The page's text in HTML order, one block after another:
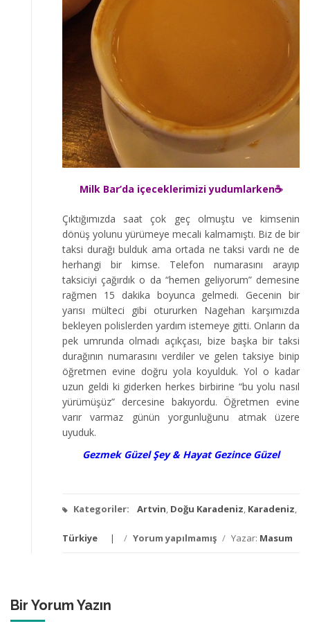
Milk Bar’da içeceklerimizi yudumlarken☕
Çıktığımızda saat çok geç olmuştu ve kimsenin
dönüş yolunu yürümeye mecali kalmamıştı. Biz de bir
taksi durağı bulduk ama ortada ne taksi vardı ne de
herhangi bir kimse. Telefon numarasını arayıp
taksiciyi çağırdık o da “hemen geliyorum” demesine
rağmen 15 dakika boyunca gelmedi. Gecenin bir
yarısı mülteci gibi otururken Nagehan karşımızda
bekleyen polislerden yardım istemeye gitti. Onların da
pek umrunda olmadı açıkçası, bize başka bir taksi
durağının numarasını verdiler ve gelen taksiye binip
öğretmen evine doğru yola koyulduk. Yol o kadar
uzun geldi ki giderken herkes birbirine “bu yolu nasıl
yürümüşüz” dercesine bakıyordu. Öğretmen evine
varır varmaz günün yorgunluğunu atmak üzere
uyuduk.
Gezmek Güzel Şey & Hayat Gezince Güzel
Kategoriler: Artvin, Doğu Karadeniz, Karadeniz,
Türkiye / Yorum yapılmamış / Yazar: Masum
Bir Yorum Yazın